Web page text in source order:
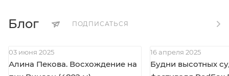
Блог ПОДПИСАТЬСЯ
03 июня 2025
Алина Пекова. Восхождение на
16 апреля 2025
Будни высотных